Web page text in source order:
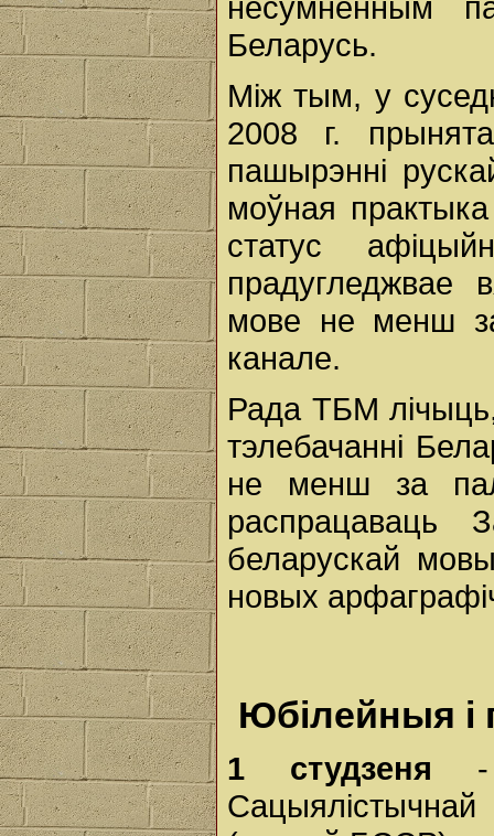
Беларусь.
Між тым, у
2008 г.
пашырэнні
моўная
статус
прадугледжвае
мове не менш
канале.
Рада ТБМ
тэлебачанні
не менш за
распрацаваць
беларускай
новых
Юбілейныя і
1 студзеня -